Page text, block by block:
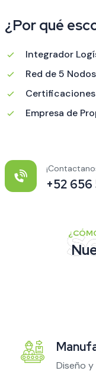
¿Por qué
Integrador
Red de 5
Empresa de
+52 656
Diseño